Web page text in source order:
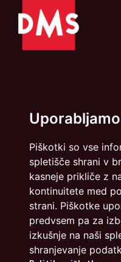
Piškotki so vse
spletišče shrani v
kasneje prikliče z
kontinuitete med
strani. Piškotke
predvsem pa za
izkušnje na naši
shranjevanje
Društvo za marketing
1000 Ljubljana
Načrtovanje in izvedba: Vareo